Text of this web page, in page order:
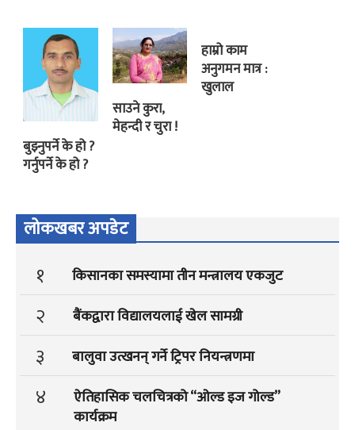
बुझ्नुपर्ने के हो ?
गर्नुपर्ने के हो ?
साउने कुरा,
मेहन्दी र चुरा !
हाम्रो काम
अनुगमन मात्र :
खुलाल
लोकखबर अपडेट
१ किसानका समस्यामा तीन मन्त्रालय एकजुट
२ बैंकद्वारा विद्यालयलाई खेल सामग्री
३ बालुवा उत्खनन् गर्ने ट्रिपर नियन्त्रणमा
४
ऐतिहासिक चलचित्रको “ओल्ड इज गोल्ड”
कार्यक्रम